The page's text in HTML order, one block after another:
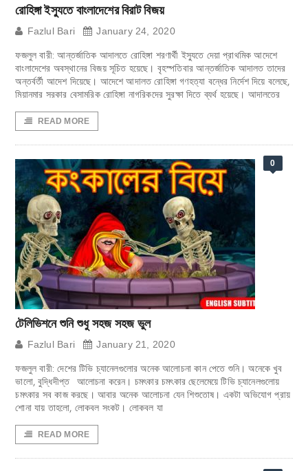
রোহিঙ্গা ইস্যুতে বাংলাদেশের বিরাট বিজয়
Fazlul Bari January 24, 2020
ফজলুল বারী: আন্তর্জাতিক আদালতে রোহিঙ্গা শরণার্থী ইস্যুতে দেয়া প্রাথমিক আদেশে
বাংলাদেশের অবস্থানের বিজয় সূচিত হয়েছে। বৃহস্পতিবার আন্তর্জাতিক আদালত তাদের
অন্তর্বর্তী আদেশ দিয়েছে। আদেশে আদালত রোহিঙ্গা গণহত্যা বন্ধের নির্দেশ দিয়ে বলেছে,
মিয়ানমার সরকার বেসামরিক রোহিঙ্গা নাগরিকদের সুরক্ষা দিতে ব্যর্থ হয়েছে। আদালতের
READ MORE
0
টেলিভিশনে শুনি শুধু সহজ সহজ ভুল
Fazlul Bari January 21, 2020
ফজলুল বারী: দেশের টিভি চ্যানেলগুলোর অনেক আলোচনা কান পেতে শুনি। অনেকে খুব
ভালো, বুদ্ধিদীপ্ত আলোচনা করেন। চমৎকার চমৎকার ছেলেমেয়ে টিভি চ্যানেলগুলোয়
চমৎকার সব কাজ করছে। আবার অনেক আলোচনা যেন শিশুতোষ। একটা অভিযোগ প্রায়
শোনা যায় তাহলো, লোকবল সংকট। লোকবল যা
READ MORE